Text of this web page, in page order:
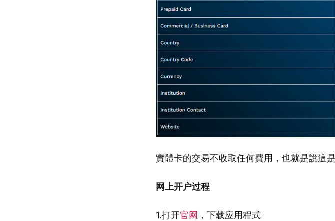
實體卡的交易不收取任何費用，也就是說這
网上开户过程
1.打开官网 ，下载应用程式